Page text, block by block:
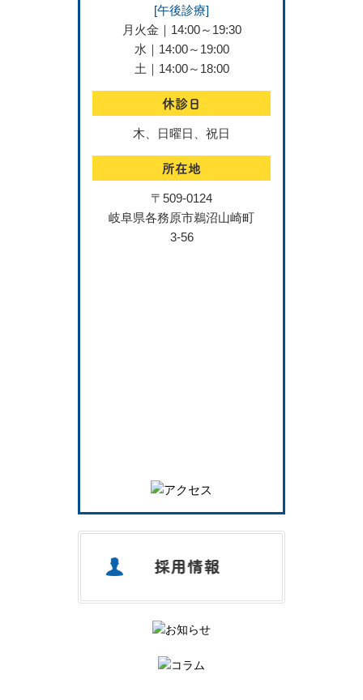
[午後診療]
月火金｜14:00～19:30
水｜14:00～19:00
土｜14:00～18:00
休診日
木、日曜日、祝日
所在地
〒509-0124
岐阜県各務原市鵜沼山崎町
3-56